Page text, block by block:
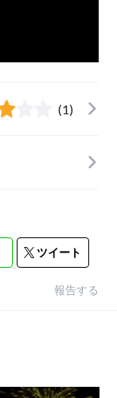
(1)
ツイート
報告する